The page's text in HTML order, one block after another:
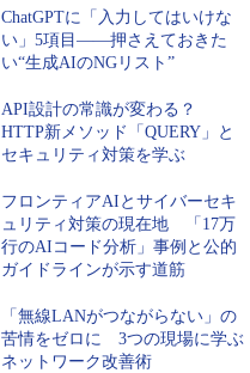
ChatGPTに「入力してはいけな
い」5項目――押さえておきた
い“生成AIのNGリスト”
API設計の常識が変わる？
HTTP新メソッド「QUERY」と
セキュリティ対策を学ぶ
フロンティアAIとサイバーセキ
ュリティ対策の現在地 「17万
行のAIコード分析」事例と公的
ガイドラインが示す道筋
「無線LANがつながらない」の
苦情をゼロに 3つの現場に学ぶ
ネットワーク改善術